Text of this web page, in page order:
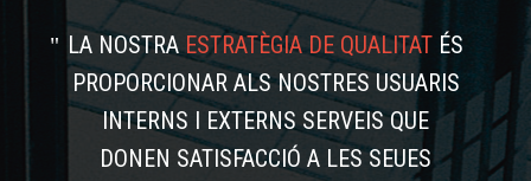
LA NOSTRAESTRATÈGIA DE QUALITAT ÉS
PROPORCIONAR ALS NOSTRES USUARIS
INTERNS I EXTERNS SERVEIS QUE
DONEN SATISFACCIÓ A LES SEUES